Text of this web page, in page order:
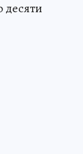
десяти